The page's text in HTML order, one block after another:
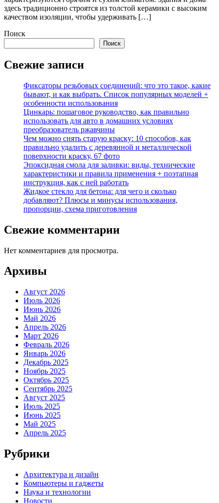
здесь традиционно строятся из толстой керамики с высоким
качеством изоляции, чтобы удерживать […]
Поиск
Поиск
Свежие записи
Фиксаторы резьбовых соединений: что это такое, какие
бывают, и как выбрать. Список популярных моделей +
особенности использования
Цинкарь: пошаговое руководство, как правильно
использовать для авто в домашних условиях
преобразователь ржавчины
Чем можно снять старую краску: 10 способов, как
правильно удалить с деревянной и металлической
поверхности краску, 67 фото
Эпоксидная смола для заливки: виды, технические
характеристики и правила применения + поэтапная
инструкция, как с ней работать
Жидкое стекло для бетона: для чего и сколько
добавляют? Плюсы и минусы использования,
пропорции, схема приготовления
Свежие комментарии
Нет комментариев для просмотра.
Архивы
Август 2026
Июль 2026
Июнь 2026
Май 2026
Апрель 2026
Март 2026
Февраль 2026
Январь 2026
Декабрь 2025
Ноябрь 2025
Октябрь 2025
Сентябрь 2025
Август 2025
Июль 2025
Июнь 2025
Май 2025
Апрель 2025
Рубрики
Архитектура и дизайн
Компьютеры и гаджеты
Наука и технологии
Новости